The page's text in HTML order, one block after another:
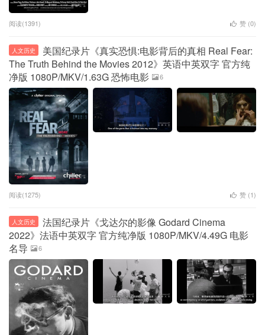
阅读(1391) 赞 (0)
人文历史
美国纪录片《真实恐惧:电影背后的真相 Real Fear:
The Truth Behind the Movies 2012》英语中英双字 官方纯
净版 1080P/MKV/1.63G 恐怖电影
6
阅读(1275) 赞 (1)
人文历史
法国纪录片《戈达尔的影像 Godard Cinema
2022》法语中英双字 官方纯净版 1080P/MKV/4.49G 电影
名导
6